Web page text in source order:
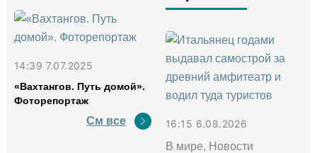
14:39 7.07.2025
«Вахтангов. Путь домой».
Фоторепортаж
См все
16:15 6.08.2026
В мире, Новости